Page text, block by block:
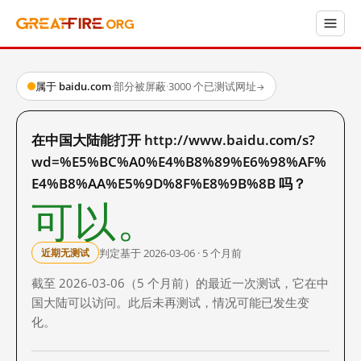
属于 baidu.com·部分被屏蔽·3000 个已测试网址→
在中国大陆能打开 http://www.baidu.com/s?
wd=%E5%BC%A0%E4%B8%89%E6%98%AF%
E4%B8%AA%E5%9D%8F%E8%9B%8B 吗？
可以。
近期无测试 判定基于 2026-03-06 · 5 个月前
截至 2026-03-06（5 个月前）的最近一次测试，它在中
国大陆可以访问。此后未再测试，情况可能已发生变
化。